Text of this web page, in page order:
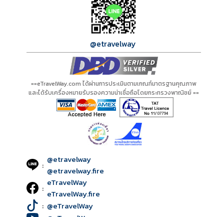
@etravelway
==eTravelWay.com ได้ผ่านการประเมินตามเกณฑ์มาตรฐานคุณภาพ
และได้รับเครื่องหมายรับรองความน่าเชื่อถือโดยกระทรวงพาณิชย์ ==
: @etravelway
@etravelway.fire
: eTravelWay
eTravelWay.fire
: @eTravelWay